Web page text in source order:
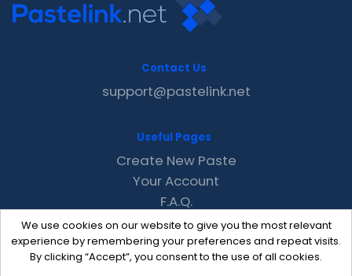
We use cookies on our website to give you the most relevant
experience by remembering your preferences and repeat visits.
By clicking “Accept”, you consent to the use of all cookies.
Contact Us
support@pastelink.net
Useful Pages
Create New Paste
Your Account
F.A.Q.
Recent
Contact